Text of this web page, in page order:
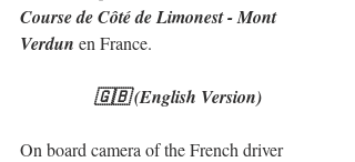
Course de Côté de Limonest - Mont
Verdun en France.
🇬🇧 (English Version)
On board camera of the French driver